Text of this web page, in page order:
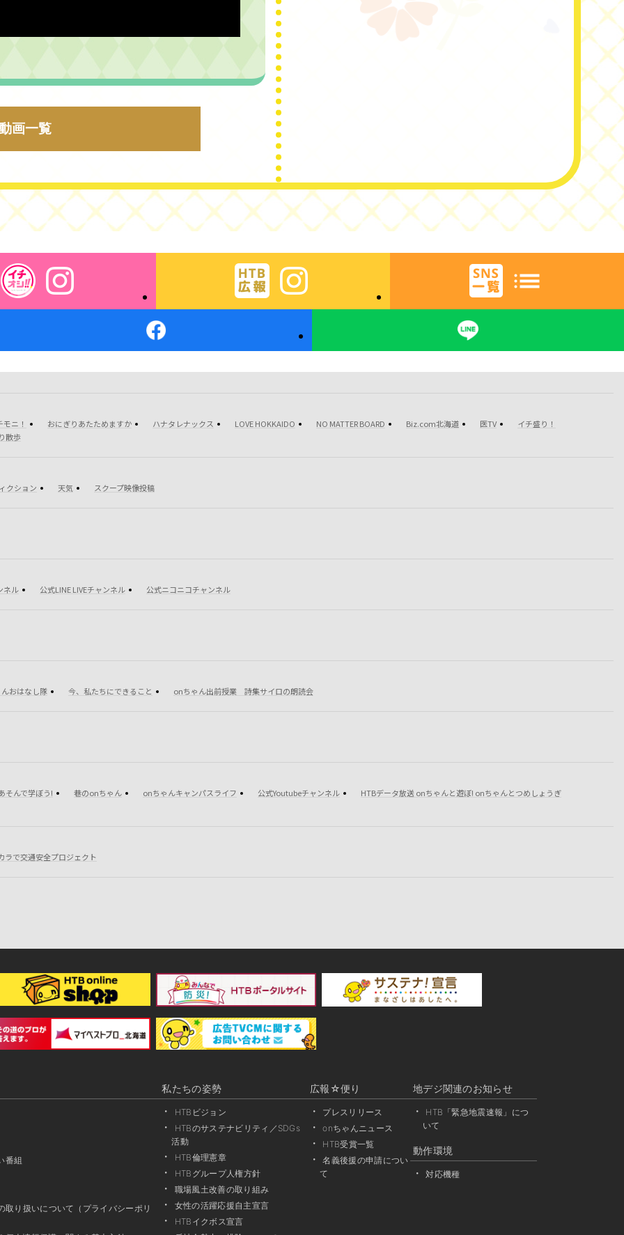
画一覧
モニ！ おにぎりあたためますか ハナタレナックス LOVE HOKKAIDO NO MATTER BOARD Biz.com北海道 医TV
イチ盛り！
散歩
クション 天気 スクープ映像投稿
ネル 公式LINE LIVEチャンネル 公式ニコニコチャンネル
おはなし隊 今、私たちにできること onちゃん出前授業 詩集サイロの朗読会
んで学ぼう! 巷のonちゃん onちゃんキャンパスライフ 公式Youtubeチャンネル HTBデータ放送 onちゃんと遊ぼ! onちゃんとつめしょうぎ
ラで交通安全プロジェクト
番組
取り扱いについて（プライバシーポリ
私たちの姿勢
HTBビジョン
HTBのサステナビリティ／SDGs
活動
HTB倫理憲章
HTBグループ人権方針
職場風土改善の取り組み
女性の活躍応援自主宣言
HTBイクボス宣言
広報☆便り
プレスリリース
onちゃんニュース
HTB受賞一覧
名義後援の申請につい
て
地デジ関連のお知らせ
HTB「緊急地震速報」につ
いて
動作環境
対応機種